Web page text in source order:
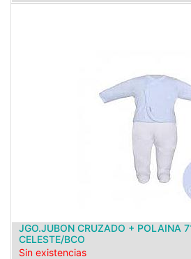
JGO.JUBON CRUZADO + POLAINA
CELESTE/BCO
Sin existencias